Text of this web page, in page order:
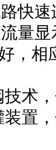
快
量
，相
技术
装置